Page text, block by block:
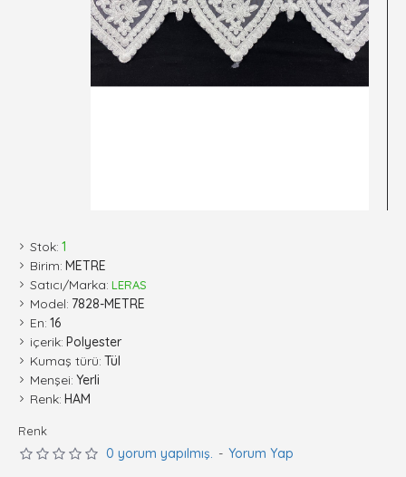
Stok: 1
Birim: METRE
Satıcı/Marka: LERAS
Model: 7828-METRE
En: 16
içerik: Polyester
Kumaş türü: Tül
Menşei: Yerli
Renk: HAM
Renk
0 yorum yapılmış. - Yorum Yap